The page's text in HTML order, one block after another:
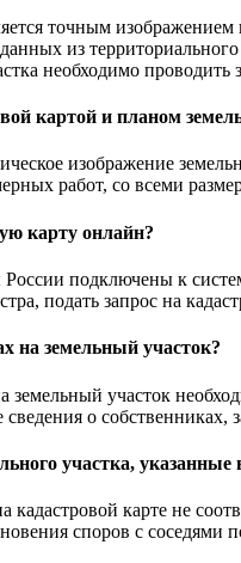
точным
из
необходимо
картой и планом
изображение
работ, со всеми
карту онлайн?
подключены к
подать запрос на
на земельный участок?
земельный участок
о
участка, указанные
кадастровой карте не
споров с соседями